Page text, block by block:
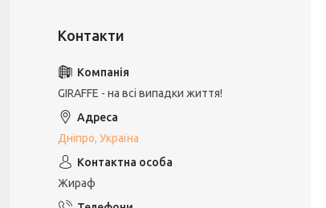
GIRAFFE - на всі випадки життя!
Дніпро, Україна
Жираф